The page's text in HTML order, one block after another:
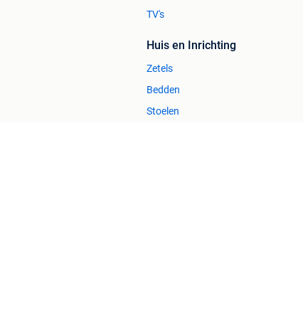
TV's
Huis en Inrichting
Zetels
Bedden
Stoelen